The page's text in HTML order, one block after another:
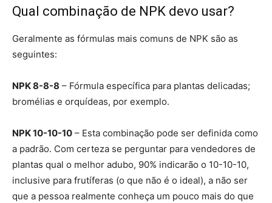
Qual combinação de NPK devo usar?
Geralmente as fórmulas mais comuns de NPK são as
seguintes:
NPK 8-8-8 – Fórmula específica para plantas delicadas;
bromélias e orquídeas, por exemplo.
NPK 10-10-10 – Esta combinação pode ser definida como
a padrão. Com certeza se perguntar para vendedores de
plantas qual o melhor adubo, 90% indicarão o 10-10-10,
inclusive para frutíferas (o que não é o ideal), a não ser
que a pessoa realmente conheça um pouco mais do que